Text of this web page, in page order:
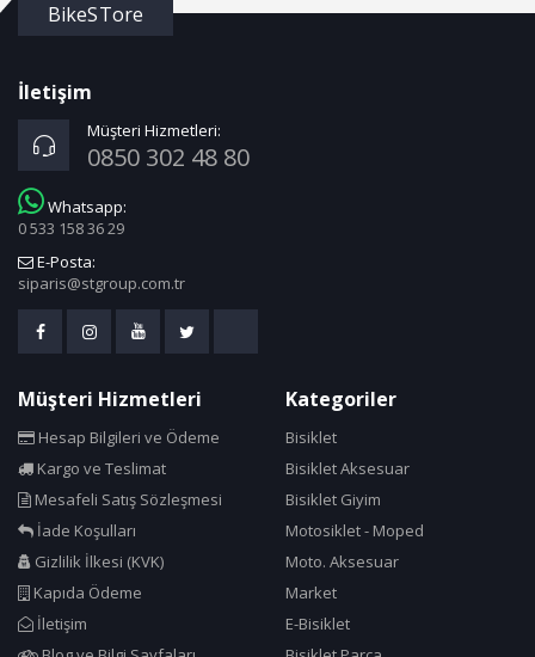
BikeSTore
İletişim
Müşteri Hizmetleri:
0850 302 48 80
Whatsapp:
0 533 158 36 29
E-Posta:
siparis@stgroup.com.tr
Müşteri Hizmetleri
Hesap Bilgileri ve Ödeme
Kargo ve Teslimat
Mesafeli Satış Sözleşmesi
İade Koşulları
Gizlilik İlkesi (KVK)
Kapıda Ödeme
İletişim
Kategoriler
Bisiklet
Bisiklet Aksesuar
Bisiklet Giyim
Motosiklet - Moped
Moto. Aksesuar
Market
E-Bisiklet